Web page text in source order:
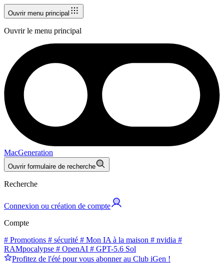
Ouvrir menu principal
Ouvrir le menu principal
MacGeneration
Ouvrir formulaire de recherche
Recherche
Connexion ou création de compte
Compte
# Promotions # sécurité # Mon IA à la maison # nvidia #
RAMpocalypse # OpenAI # GPT-5.6 Sol
Profitez de l'été pour vous abonner au Club iGen !